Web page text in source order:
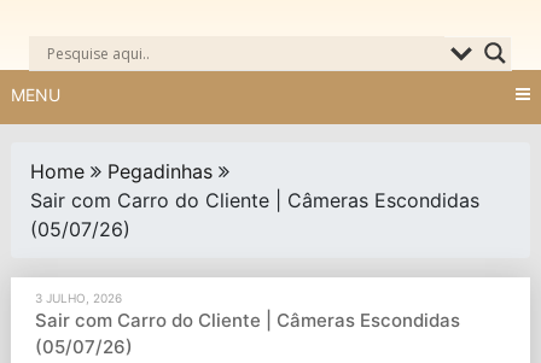
MENU
Home
Pegadinhas
Sair com Carro do Cliente | Câmeras Escondidas
(05/07/26)
3 JULHO, 2026
Sair com Carro do Cliente | Câmeras Escondidas
(05/07/26)